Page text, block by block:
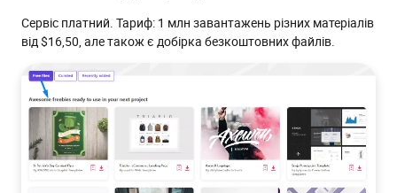
Сервіс платний. Тариф: 1 млн завантажень різних матеріалів
від $16,50, але також є добірка безкоштовних файлів.